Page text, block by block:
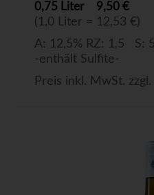
0,75 Liter
9,50 €
(1,0 Liter = 12,53 €)
A: 12,5% RZ: 1,5 S:
-enthält Sulfite-
Preis inkl. MwSt. zzgl.